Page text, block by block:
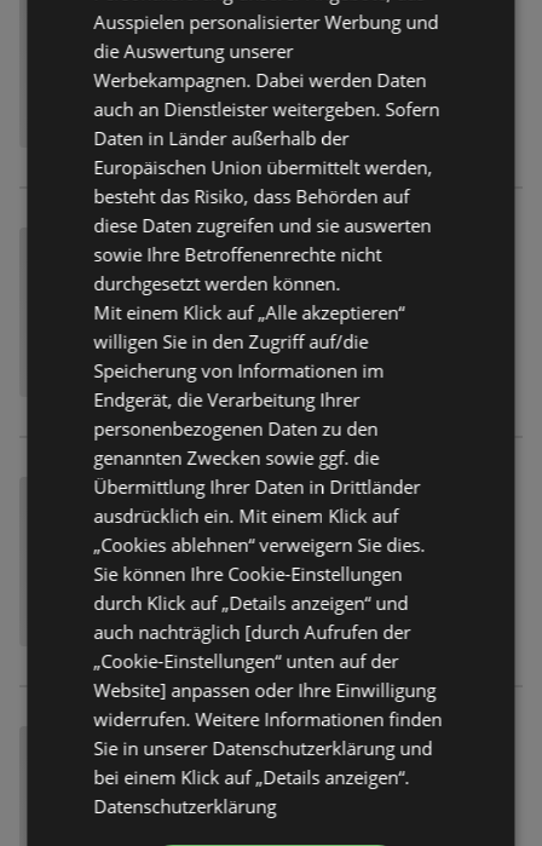
Ausspielen personalisierter Werbung und
die Auswertung unserer
Werbekampagnen. Dabei werden Daten
auch an Dienstleister weitergeben. Sofern
Daten in Länder außerhalb der
Europäischen Union übermittelt werden,
besteht das Risiko, dass Behörden auf
diese Daten zugreifen und sie auswerten
sowie Ihre Betroffenenrechte nicht
durchgesetzt werden können.
Mit einem Klick auf „Alle akzeptieren“
willigen Sie in den Zugriff auf/die
Speicherung von Informationen im
Endgerät, die Verarbeitung Ihrer
personenbezogenen Daten zu den
genannten Zwecken sowie ggf. die
Übermittlung Ihrer Daten in Drittländer
ausdrücklich ein. Mit einem Klick auf
„Cookies ablehnen“ verweigern Sie dies.
Sie können Ihre Cookie-Einstellungen
durch Klick auf „Details anzeigen“ und
auch nachträglich [durch Aufrufen der
„Cookie-Einstellungen“ unten auf der
Website] anpassen oder Ihre Einwilligung
widerrufen. Weitere Informationen finden
Sie in unserer Datenschutzerklärung und
bei einem Klick auf „Details anzeigen“.
Datenschutzerklärung